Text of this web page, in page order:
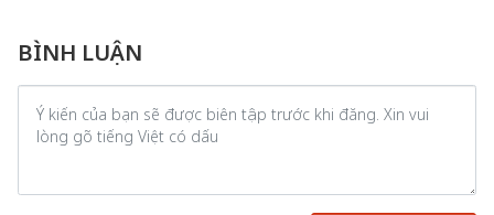
BÌNH LUẬN